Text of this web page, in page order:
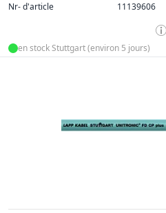
Nr- d'article
11139606
en stock Stuttgart (environ 5 jours)